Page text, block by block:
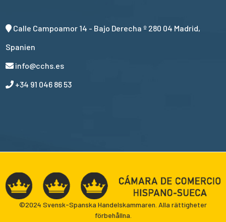
Calle Campoamor 14 - Bajo Derecha º 280 04 Madrid,
Spanien
info@cchs.es
+34 91 046 86 53
©2024 Svensk-Spanska Handelskammaren. Alla rättigheter
förbehållna.